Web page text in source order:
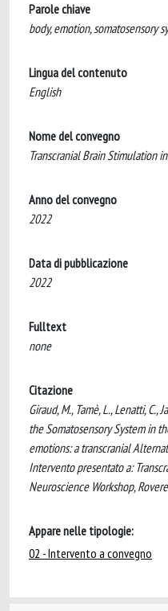
Parole chiave
body, emotion, somatosensory
Lingua del contenuto
English
Nome del convegno
Transcranial Brain Stimulation
Anno del convegno
2022
Data di pubblicazione
2022
Fulltext
none
Citazione
Giraud, M., Tamè, L., Lenatti, C.,
the Somatosensory System in
emotions: a transcranial
Intervento presentato a:
Neuroscience Workshop,
Appare nelle tipologie:
02 - Intervento a convegno